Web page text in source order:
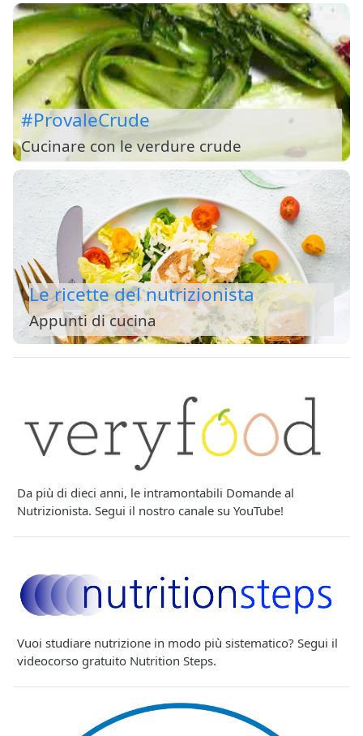
#ProvaleCrude
Cucinare con le verdure crude
Le ricette del nutrizionista
Appunti di cucina
Da più di dieci anni, le intramontabili Domande al
Nutrizionista. Segui il nostro canale su YouTube!
Vuoi studiare nutrizione in modo più sistematico? Segui il
videocorso gratuito Nutrition Steps.